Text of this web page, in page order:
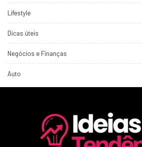
Lifestyle
Dicas úteis
Negócios e Finanças
Auto